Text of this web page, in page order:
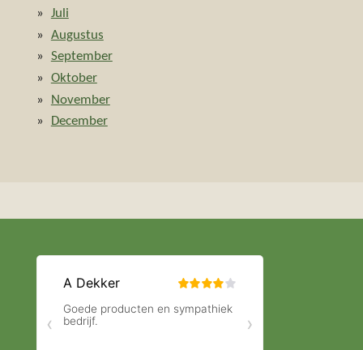
Juli
Augustus
September
Oktober
November
December